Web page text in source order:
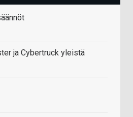
ja Cybertruck yleistä